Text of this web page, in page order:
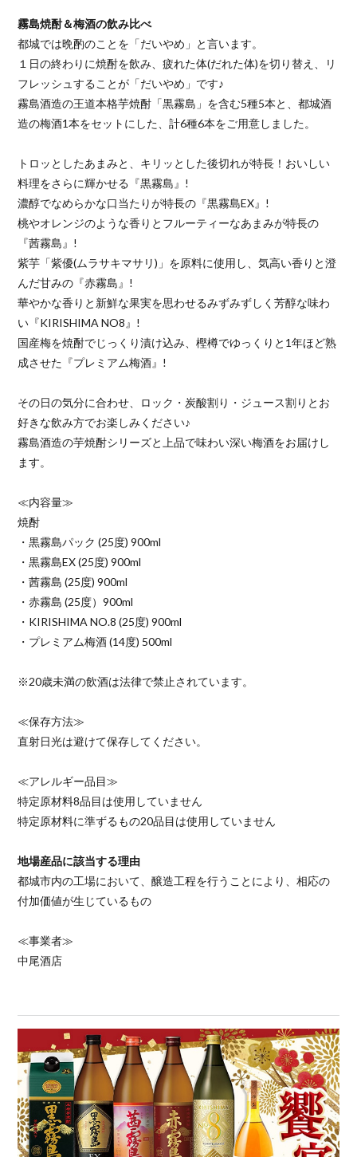
霧島焼酎＆梅酒の飲み比べ
都城では晩酌のことを「だいやめ」と言います。
１日の終わりに焼酎を飲み、疲れた体(だれた体)を切り替え、リ
フレッシュすることが「だいやめ」です♪
霧島酒造の王道本格芋焼酎「黒霧島」を含む5種5本と、都城酒
造の梅酒1本をセットにした、計6種6本をご用意しました。
トロッとしたあまみと、キリッとした後切れが特長！おいしい
料理をさらに輝かせる『黒霧島』!
濃醇でなめらかな口当たりが特長の『黒霧島EX』!
桃やオレンジのような香りとフルーティーなあまみが特長の
『茜霧島』!
紫芋「紫優(ムラサキマサリ)」を原料に使用し、気高い香りと澄
んだ甘みの『赤霧島』!
華やかな香りと新鮮な果実を思わせるみずみずしく芳醇な味わ
い『KIRISHIMA NO8』!
国産梅を焼酎でじっくり漬け込み、樫樽でゆっくりと1年ほど熟
成させた『プレミアム梅酒』!
その日の気分に合わせ、ロック・炭酸割り・ジュース割りとお
好きな飲み方でお楽しみください♪
霧島酒造の芋焼酎シリーズと上品で味わい深い梅酒をお届けし
ます。
≪内容量≫
焼酎
・黒霧島パック (25度) 900ml
・黒霧島EX (25度) 900ml
・茜霧島 (25度) 900ml
・赤霧島 (25度）900ml
・KIRISHIMA NO.8 (25度) 900ml
・プレミアム梅酒 (14度) 500ml
※20歳未満の飲酒は法律で禁止されています。
≪保存方法≫
直射日光は避けて保存してください。
≪アレルギー品目≫
特定原材料8品目は使用していません
特定原材料に準ずるもの20品目は使用していません
地場産品に該当する理由
都城市内の工場において、醸造工程を行うことにより、相応の
付加価値が生じているもの
≪事業者≫
中尾酒店